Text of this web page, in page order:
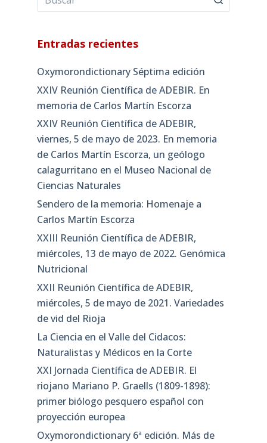
Entradas recientes
Oxymorondictionary Séptima edición
XXIV Reunión Científica de ADEBIR. En
memoria de Carlos Martín Escorza
XXIV Reunión Científica de ADEBIR,
viernes, 5 de mayo de 2023. En memoria
de Carlos Martín Escorza, un geólogo
calagurritano en el Museo Nacional de
Ciencias Naturales
Sendero de la memoria: Homenaje a
Carlos Martín Escorza
XXIII Reunión Científica de ADEBIR,
miércoles, 13 de mayo de 2022. Genómica
Nutricional
XXII Reunión Científica de ADEBIR,
miércoles, 5 de mayo de 2021. Variedades
de vid del Rioja
La Ciencia en el Valle del Cidacos:
Naturalistas y Médicos en la Corte
XXI Jornada Científica de ADEBIR. El
riojano Mariano P. Graells (1809-1898):
primer biólogo pesquero español con
proyección europea
Oxymorondictionary 6ª edición. Más de